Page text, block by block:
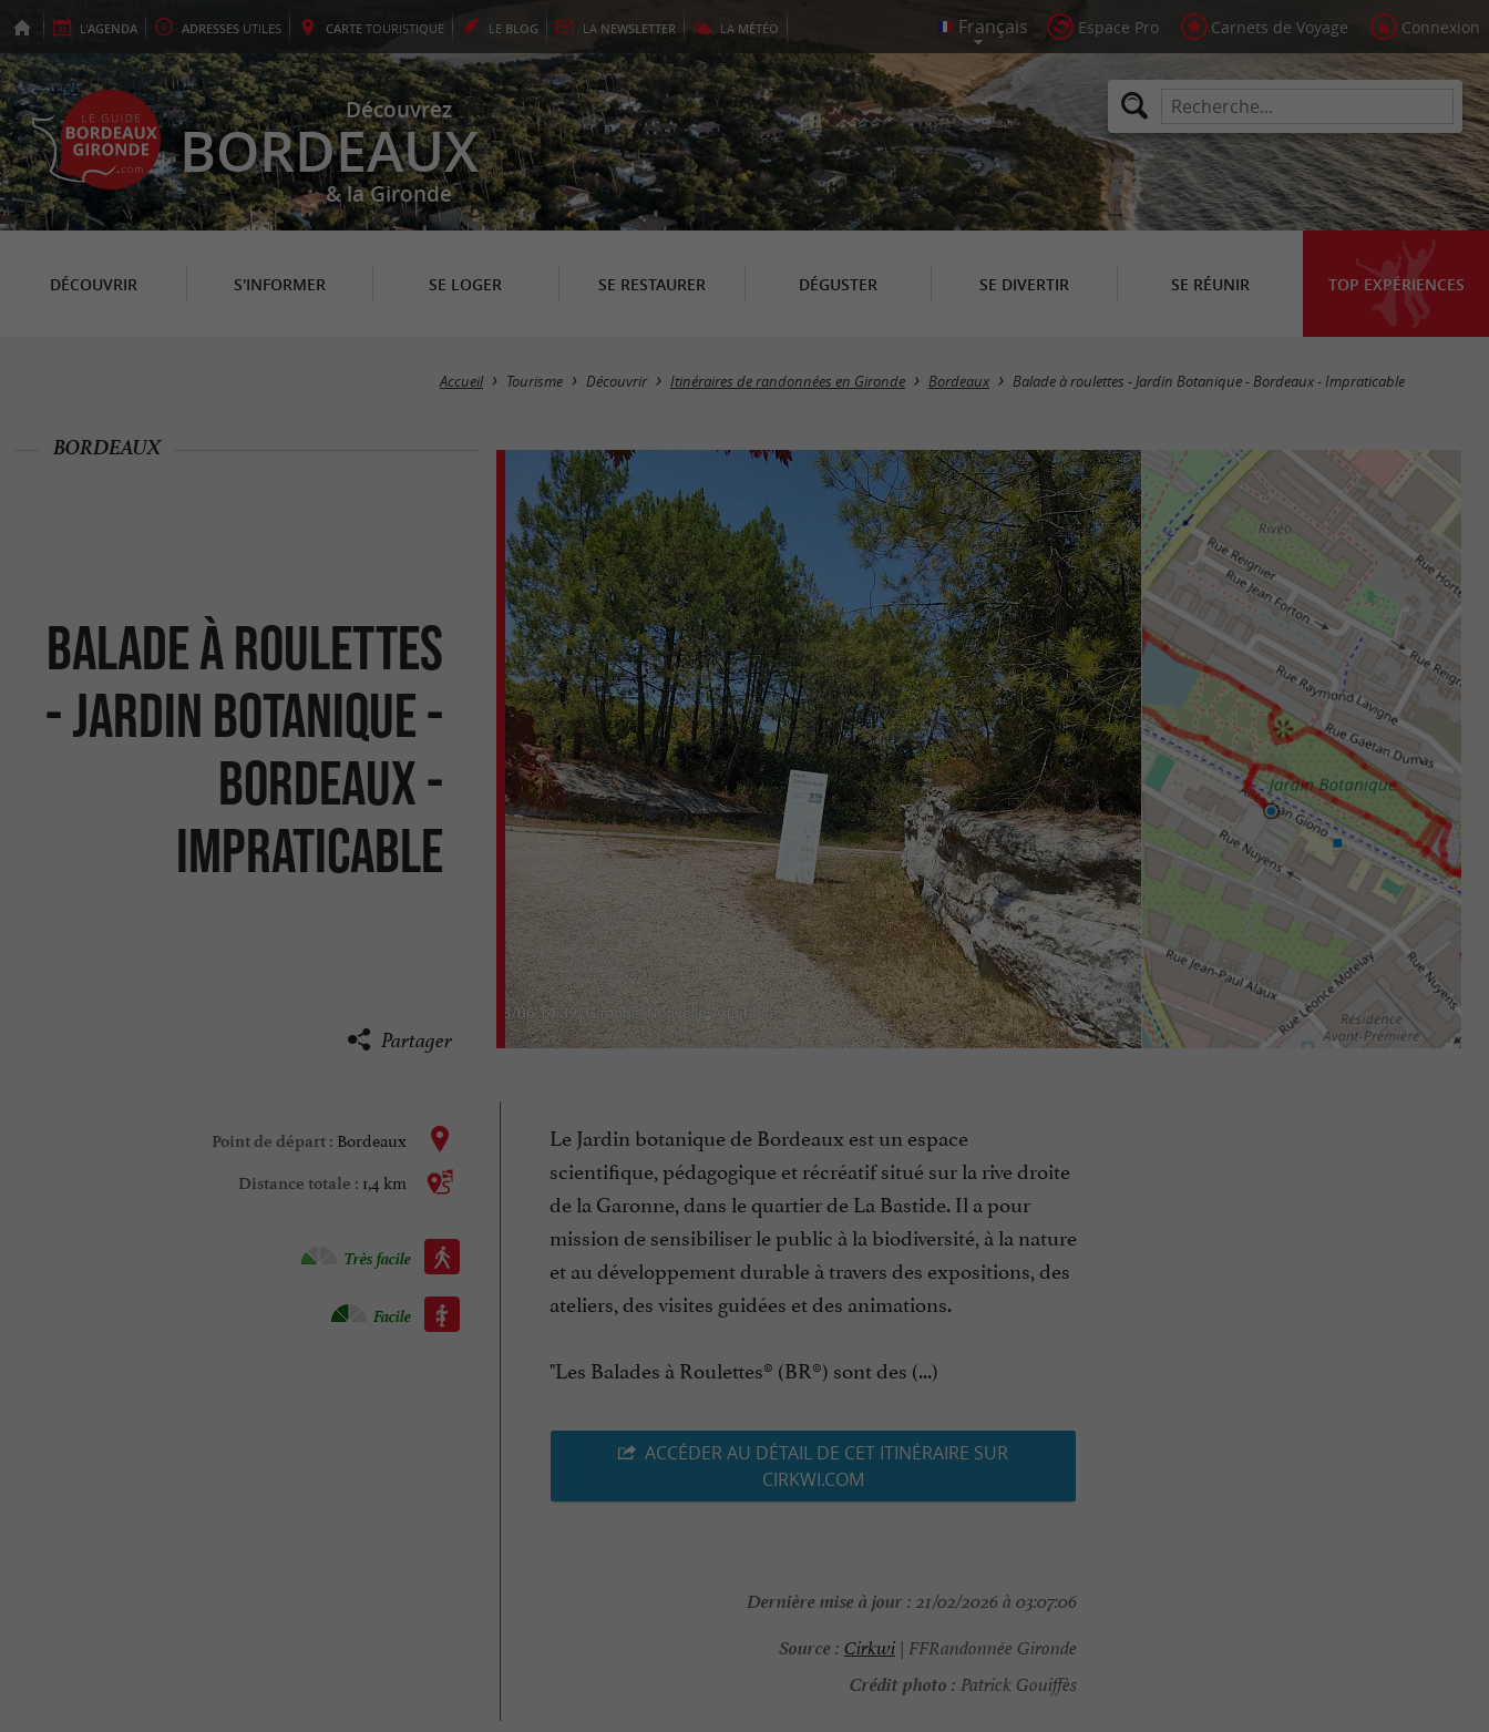
L'AGENDA ADRESSES UTILES CARTE TOURISTIQUE LE BLOG LA NEWSLETTER LA MÉTÉO Espace Pro Carnets de Voyage Connexion
Découvrez
BORDEAUX
& la Gironde
DÉCOUVRIR S'INFORMER SE LOGER SE RESTAURER DÉGUSTER SE DIVERTIR SE RÉUNIR TOP EXPÉRIENCES
Accueil Tourisme Découvrir Itinéraires de randonnées en Gironde Bordeaux Balade à roulettes - Jardin Botanique - Bordeaux - Impraticable
Balade à roulettes
- Jardin Botanique -
Bordeaux -
Impraticable
BORDEAUX
Partager
Point de départ : Bordeaux
Distance totale : 1,4 km
Marche à pied :
Très facile
Roller :
Facile
Le Jardin botanique de Bordeaux est un espace
scientifique, pédagogique et récréatif situé sur la rive droite
de la Garonne, dans le quartier de La Bastide. Il a pour
mission de sensibiliser le public à la biodiversité, à la nature
et au développement durable à travers des expositions, des
ateliers, des visites guidées et des animations.
"Les Balades à Roulettes® (BR®) sont des (...)
ACCÉDER AU DÉTAIL DE CET ITINÉRAIRE SUR
CIRKWI.COM
Dernière mise à jour : 21/02/2026 à 03:07:06
Source : Cirkwi| FFRandonnée Gironde
Crédit photo : Patrick Gouiffès